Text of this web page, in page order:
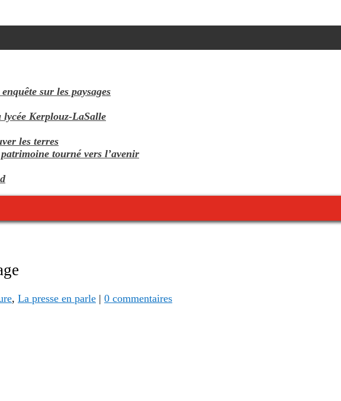
sur les paysages
Kerplouz-LaSalle
les terres
tourné vers l’avenir
, La presse en parle | 0 commentaires